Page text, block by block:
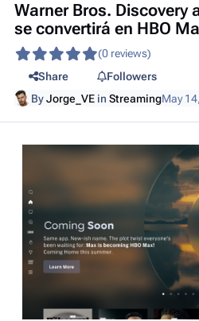
Warner Bros. Discovery
se convertirá en HBO
(0 reviews)
Share
Followers
ByJorge_VE inStreamingMay